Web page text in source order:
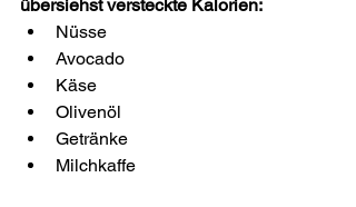
übersiehst versteckte Kalorien:
Nüsse
Avocado
Käse
Olivenöl
Getränke
Milchkaffe